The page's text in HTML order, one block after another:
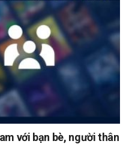
với bạn bè, người thân